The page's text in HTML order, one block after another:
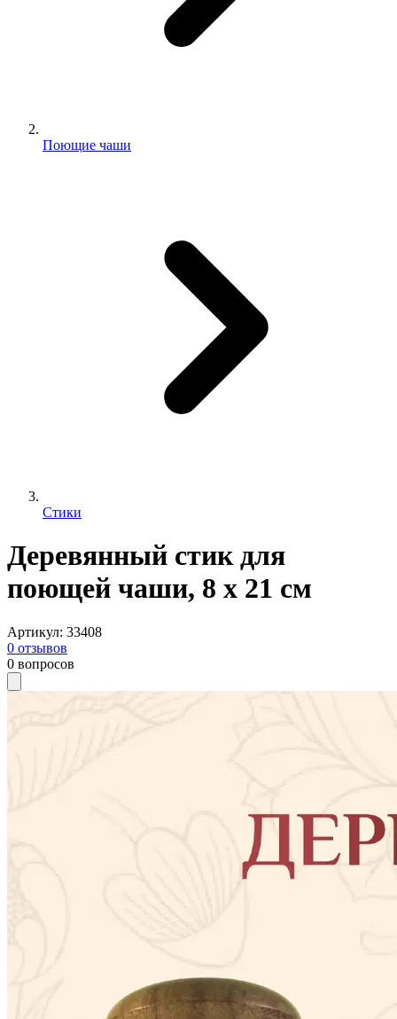
Поющие чаши
Стики
Деревянный стик для
поющей чаши, 8 х 21 см
Артикул: 33408
0 отзывов
0 вопросов